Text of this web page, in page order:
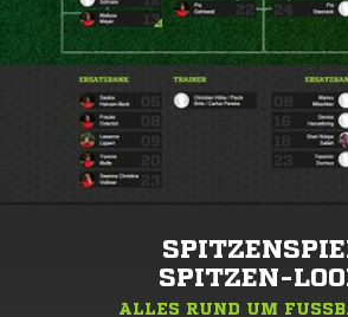
SPITZEN-
ALLES RUND UM